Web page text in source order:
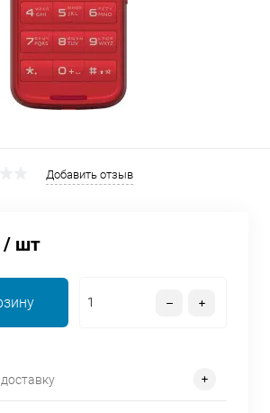
Добавить отзыв
/ шт
8 800 302-02-51